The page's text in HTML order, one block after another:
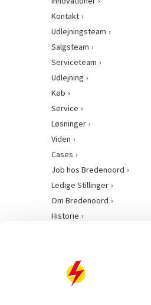
Kontakt
Udlejningsteam
Salgsteam
Serviceteam
Udlejning
Køb
Service
Løsninger
Viden
Cases
Job hos Bredenoord
Ledige Stillinger
Om Bredenoord
Historie